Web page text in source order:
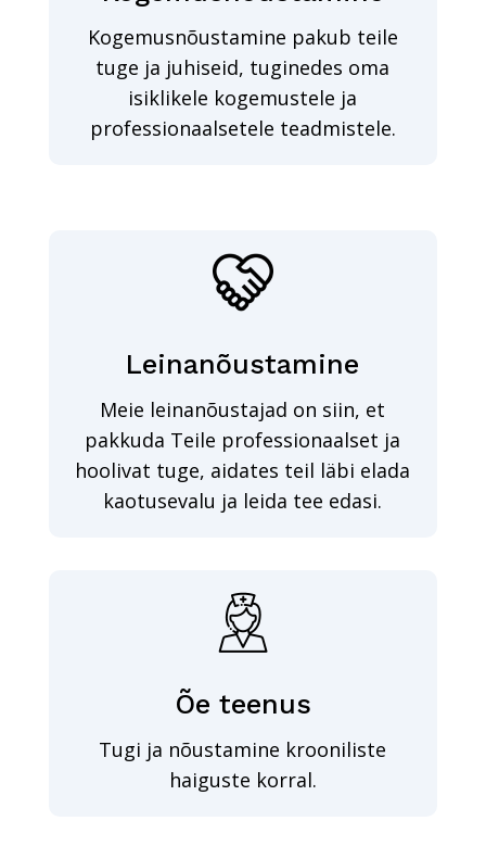
Kogemusnõustamine pakub teile
tuge ja juhiseid, tuginedes oma
isiklikele kogemustele ja
professionaalsetele teadmistele.
Leinanõustamine
Meie leinanõustajad on siin, et
pakkuda Teile professionaalset ja
hoolivat tuge, aidates teil läbi elada
kaotusevalu ja leida tee edasi.
Õe teenus
Tugi ja nõustamine krooniliste
haiguste korral.